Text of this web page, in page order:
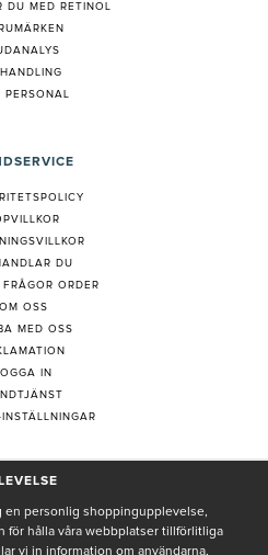
DU MED RETINOL
PERSONAL
DU
ORDER
OM OSS
MED OSS
IN
PÅ NYHETSBREV
en personlig shoppingupplevelse,
för hålla våra webbplatser tillförlitliga
vi in information om användarna,